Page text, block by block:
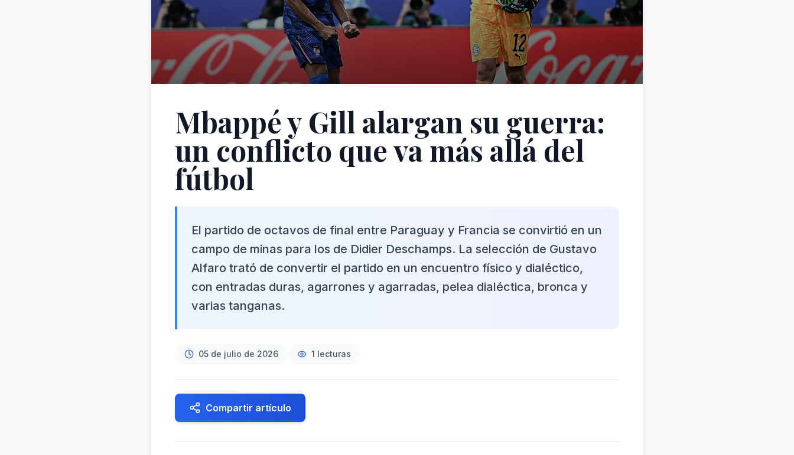
Mbappé y Gill alargan su guerra:
un conflicto que va más allá del
fútbol
El partido de octavos de final entre Paraguay y Francia se convirtió en un
campo de minas para los de Didier Deschamps. La selección de Gustavo
Alfaro trató de convertir el partido en un encuentro físico y dialéctico,
con entradas duras, agarrones y agarradas, pelea dialéctica, bronca y
varias tanganas.
05 de julio de 2026 1 lecturas
Compartir artículo